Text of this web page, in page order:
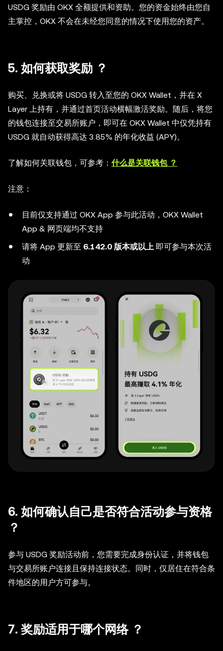
USDG 奖励由 OKX 全额提供和资助。您的资金始终由您自
主掌控，OKX 不会在未经您同意的情况下使用您的资产。
5. 如何获取奖励 ？
购买、兑换或将 USDG 转入至您的 OKX Wallet，并在 X
Layer 上持有，并通过首页活动横幅激活奖励。随后，将您
的钱包连接至交易所账户，即可在 OKX Wallet 中仅凭持有
USDG 就自动获得高达 3.85% 的年化收益 (APY)。
了解如何关联钱包，可参考： 什么是关联钱包 ？
注意：
目前仅支持通过 OKX App 参与此活动，OKX Wallet
App & 网页端均不支持
请将 App 更新至 6.142.0 版本或以上 即可参与本次活
动
6. 如何确认自己是否符合活动参与资格
？
参与 USDG 奖励活动前，您需要完成身份认证，并将钱包
与交易所账户连接且保持连接状态。同时，仅居住在符合条
件地区的用户方可参与。
7. 奖励适用于哪个网络 ？